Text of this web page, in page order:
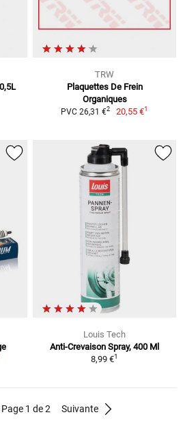
TRW
Plaquettes De Frein
Organiques
PVC 26,31 €2 20,55 €1
Louis Tech
Anti-Crevaison Spray, 400 Ml
8,99 €1
Page 1 de 2 Suivante